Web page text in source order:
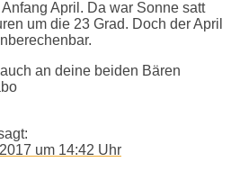
April. Da war Sonne satt
um die 23 Grad. Doch der April
an deine beiden Bären
um 14:42 Uhr